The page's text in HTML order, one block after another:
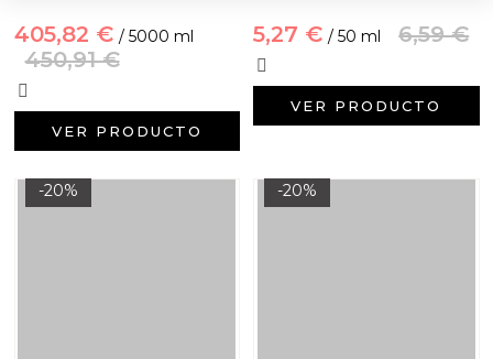
405,82 € / 5000 ml
450,91 €
VER PRODUCTO
5,27 € / 50 ml 6,59 €
VER PRODUCTO
-20% -20%